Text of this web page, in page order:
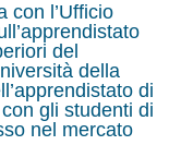
con l’Ufficio
del
della
di
gli studenti di
nel mercato